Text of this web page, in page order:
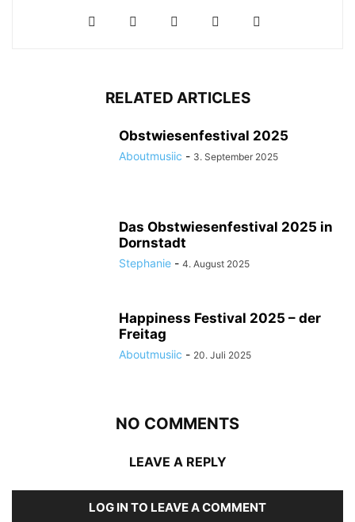
RELATED ARTICLES
Obstwiesenfestival 2025
Aboutmusiic - 3. September 2025
Das Obstwiesenfestival 2025 in
Dornstadt
Stephanie - 4. August 2025
Happiness Festival 2025 – der
Freitag
Aboutmusiic - 20. Juli 2025
NO COMMENTS
LEAVE A REPLY
LOG IN TO LEAVE A COMMENT